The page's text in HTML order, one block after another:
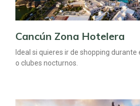
Cancún Zona Hotelera
Ideal si quieres ir de shopping durante
o clubes nocturnos.